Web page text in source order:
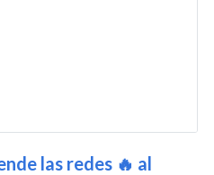
las redes 🔥 al